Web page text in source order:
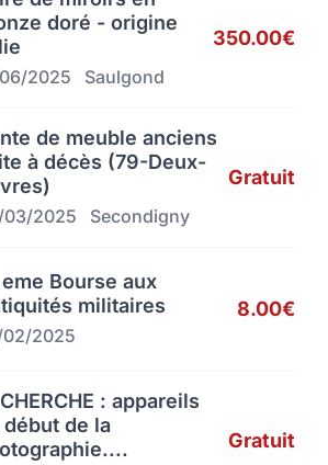
doré - origine
2025 Saulgond
350.00€
de meuble anciens
à décès (79-Deux-
2025 Secondigny
Gratuit
Bourse aux
militaires
2025
8.00€
: appareils
début de la
Gratuit